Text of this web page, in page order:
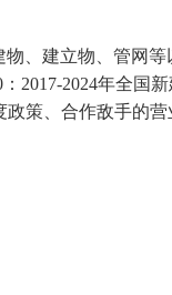
、建立物、管网等
2017-2024年全国
策、合作敌手的